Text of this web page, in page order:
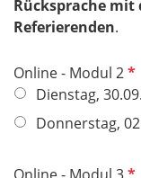
Rücksprache mit
Referierenden.
Online - Modul 2P
f
l
Dienstag,
Donnerstag,
P